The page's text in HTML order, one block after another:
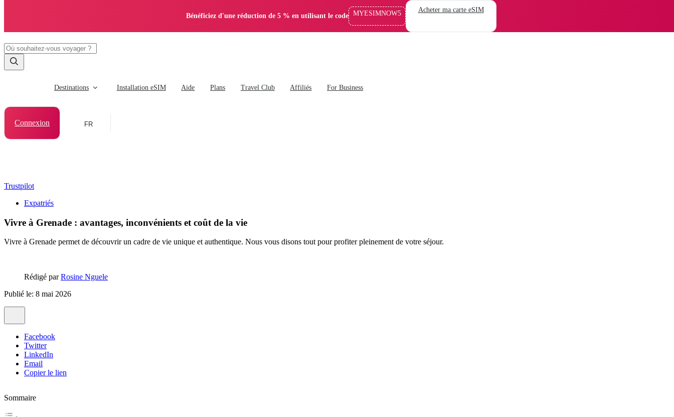
Bénéficiez d'une réduction de 5 % en utilisant le code MYESIMNOW5 Acheter ma carte eSIM
Destinations Installation eSIM Aide Plans Travel Club Affiliés For Business
Connexion FR
Trustpilot
Expatriés
Vivre à Grenade : avantages, inconvénients et coût de la vie
Vivre à Grenade permet de découvrir un cadre de vie unique et authentique. Nous vous disons tout pour profiter pleinement de votre séjour.
Rédigé parRosine Nguele
Publié le: 8 mai 2026
Facebook
Twitter
LinkedIn
Email
Copier le lien
Sommaire